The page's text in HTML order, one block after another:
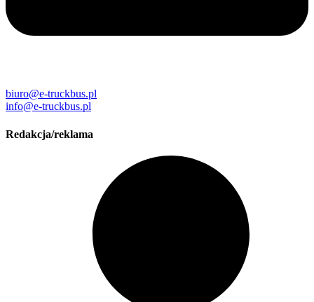
biuro@e-truckbus.pl
info@e-truckbus.pl
Redakcja/reklama